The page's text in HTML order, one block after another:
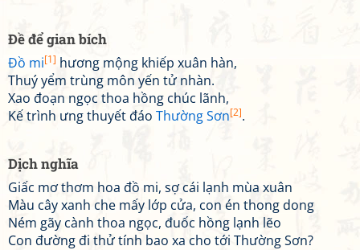
Đề để gian bích
Đồ mi[1] hương mộng khiếp xuân hàn,
Thuý yểm trùng môn yến tử nhàn.
Xao đoạn ngọc thoa hồng chúc lãnh,
Kế trình ưng thuyết đáo Thường Sơn[2].
Dịch nghĩa
Giấc mơ thơm hoa đồ mi, sợ cái lạnh mùa xuân
Màu cây xanh che mấy lớp cửa, con én thong dong
Ném gãy cành thoa ngọc, đuốc hồng lạnh lẽo
Con đường đi thử tính bao xa cho tới Thường Sơn?